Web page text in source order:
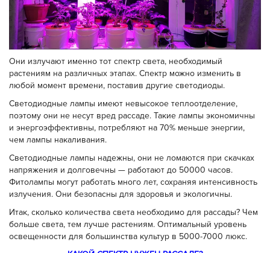
Они излучают именно тот спектр света, необходимый
растениям на различных этапах. Спектр можно изменить в
любой момент времени, поставив другие светодиоды.
Светодиодные лампы имеют невысокое теплоотделение,
поэтому они не несут вред рассаде. Такие лампы экономичны
и энергоэффективны, потребляют на 70% меньше энергии,
чем лампы накаливания.
Светодиодные лампы надежны, они не ломаются при скачках
напряжения и долговечны — работают до 50000 часов.
Фитолампы могут работать много лет, сохраняя интенсивность
излучения. Они безопасны для здоровья и экологичны.
Итак, сколько количества света необходимо для рассады? Чем
больше света, тем лучше растениям. Оптимальный уровень
освещенности для большинства культур в 5000-7000 люкс.